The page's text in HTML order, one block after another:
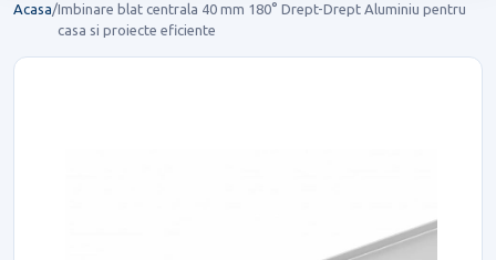
Acasa/Imbinare blat centrala 40 mm 180° Drept-Drept Aluminiu pentru
casa si proiecte eficiente